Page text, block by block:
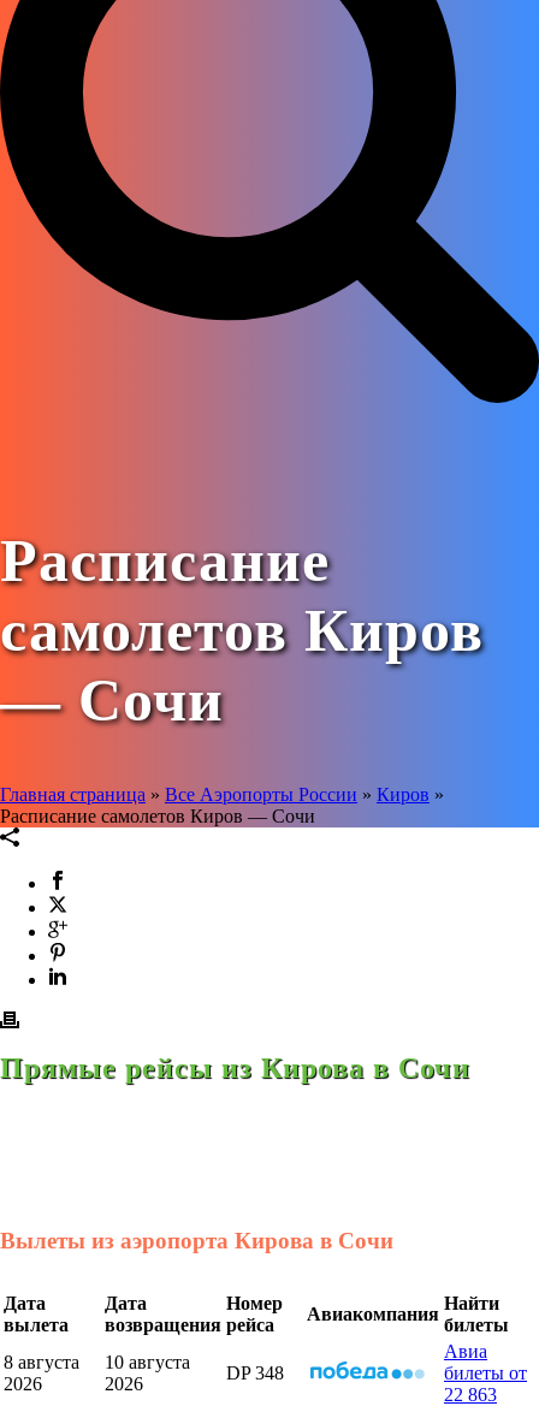
Расписание
самолетов Киров
— Сочи
Главная страница » Все Аэропорты России » Киров »
Расписание самолетов Киров — Сочи
Прямые рейсы из Кирова в Сочи
Вылеты из аэропорта Кирова в Сочи
Дата
вылета
Дата
возвращения
Номер
рейса
Авиакомпания
Найти
билеты
8 августа
2026
10 августа
2026
DP 348
Авиа
билеты от
22 863